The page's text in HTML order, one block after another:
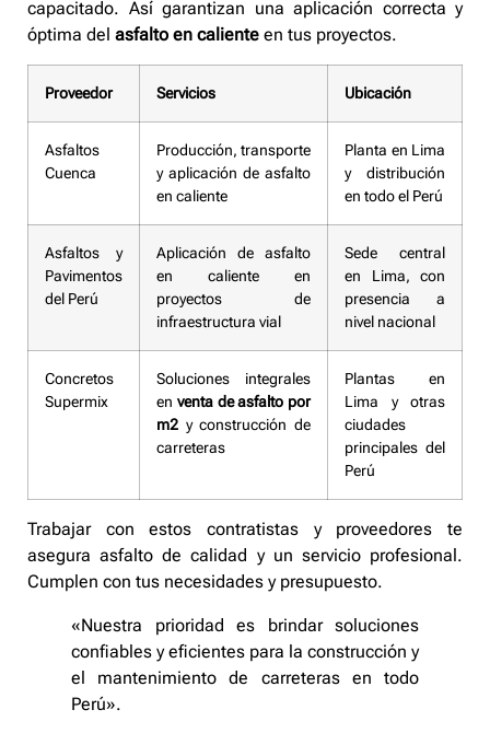
capacitado. Así garantizan una aplicación correcta y
óptima del asfalto en caliente en tus proyectos.
Proveedor Servicios Ubicación
Asfaltos
Cuenca
Producción, transporte
y aplicación de asfalto
en caliente
Planta en Lima
y distribución
en todo el Perú
Asfaltos y
Pavimentos
del Perú
Aplicación de asfalto
en caliente en
proyectos de
infraestructura vial
Sede central
en Lima, con
presencia a
nivel nacional
Concretos
Supermix
Soluciones integrales
en venta de asfalto por
m2 y construcción de
carreteras
Plantas en
Lima y otras
ciudades
principales del
Perú
Trabajar con estos contratistas y proveedores te
asegura asfalto de calidad y un servicio profesional.
Cumplen con tus necesidades y presupuesto.
«Nuestra prioridad es brindar soluciones
confiables y eficientes para la construcción y
el mantenimiento de carreteras en todo
Perú».